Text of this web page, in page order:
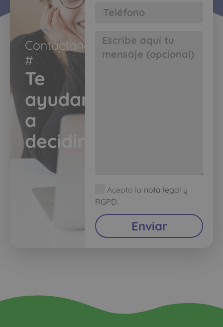
Contáctanos
#​
Te
ayudamos
a
decidir​
Acepto la nota legal y
RGPD.
Enviar